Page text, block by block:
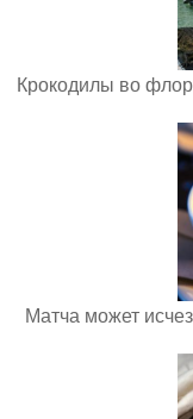
Крокодилы во
Матча может